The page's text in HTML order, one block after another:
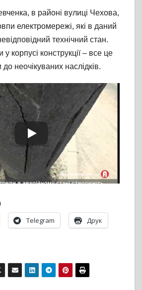
в районі вулиці Чехова,
електромережі, які в даний
технічний стан.
у корпусі конструкції – все це
неочікуваних наслідків.
Telegram Друк